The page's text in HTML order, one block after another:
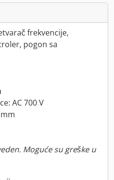
frekvencije,
pogon sa
AC 700 V
Moguće su greške u